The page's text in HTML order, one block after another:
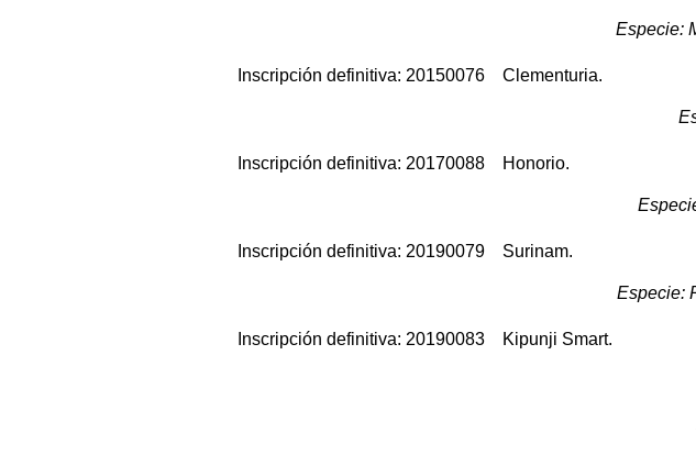
Especie:
Inscripción definitiva: 20150076 Clementuria.
Inscripción definitiva: 20170088 Honorio.
Inscripción definitiva: 20190079 Surinam.
Especie:
Inscripción definitiva: 20190083 Kipunji Smart.